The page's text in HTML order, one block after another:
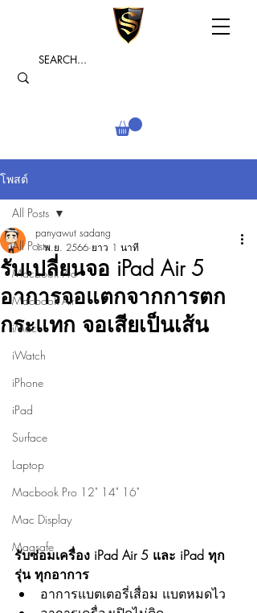
โพสต์
All Posts
Macbook Pro
Macbook Air
iMac
iWatch
iPhone
iPad
Surface
Laptop
Macbook Pro 12" 14" 16"
Mac Display
Magsafe
All Posts
รับเปลี่ยนจอ iPad Air 5
อาการจอแตกจากการตก
กระแทก จอเสียเป็นเส้น
panyawut sadang
1 พ.ย. 2566 ยาว 1 นาที
รับซ่อมเครื่อง iPad Air 5 และ iPad ทุก
รุ่น ทุกอาการ
อาการแบตเตอรี่เสื่อม แบตหมดไว